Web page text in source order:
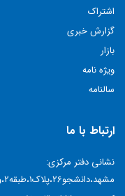
اشتراک
گزارش خبری
بازار
ویژه نامه
سالنامه
ارتباط با ما
نشانی دفتر مرکزی:
مشهد،دانشجو26،پلاک1،طبقه2،واحد4